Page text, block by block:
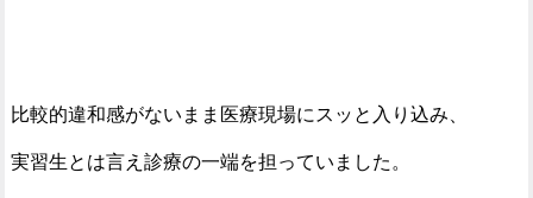
比較的違和感がないまま医療現場にスッと入り込み、
実習生とは言え診療の一端を担っていました。